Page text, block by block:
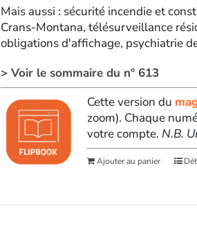
Mais aussi : sécurité incendie et
Crans-Montana, télésurveillance
obligations d'affichage, psychiatrie
> Voir le sommaire du n° 613
Cette version du
zoom). Chaque
votre compte. N.B.
Ajouter au panier